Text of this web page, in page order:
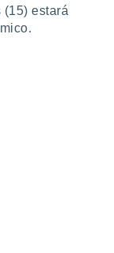
estará